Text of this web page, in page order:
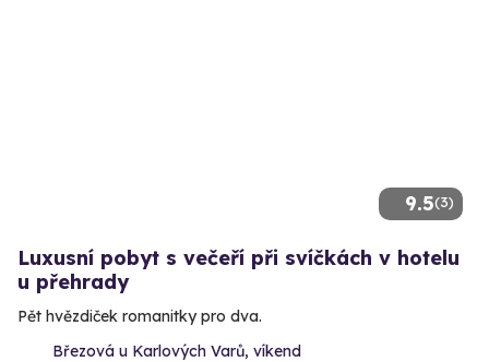
9.5(3)
Luxusní pobyt s večeří při svíčkách v hotelu
u přehrady
Pět hvězdiček romanitky pro dva.
Březová u Karlových Varů, víkend